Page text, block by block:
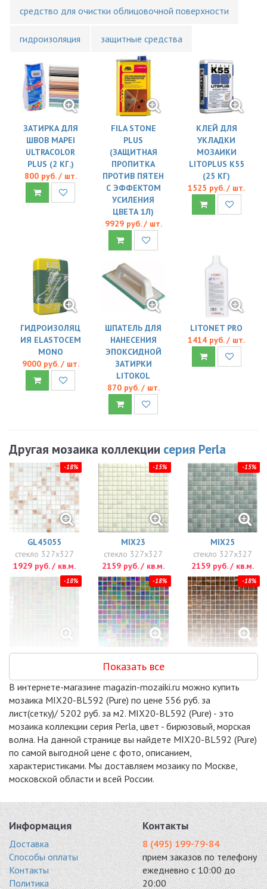
средство для очистки облицовочной поверхности
гидроизоляция защитные средства
ЗАТИРКА ДЛЯ
ШВОВ MAPEI
ULTRACOLOR
PLUS (2 КГ.)
800 руб. / шт.
FILA STONE
PLUS
(ЗАЩИТНАЯ
ПРОПИТКА
ПРОТИВ ПЯТЕН
С ЭФФЕКТОМ
УСИЛЕНИЯ
ЦВЕТА 1Л)
9929 руб. / шт.
КЛЕЙ ДЛЯ
УКЛАДКИ
МОЗАИКИ
LITOPLUS K55
(25 КГ)
1525 руб. / шт.
ГИДРОИЗОЛЯЦ
ИЯ ELASTOCEM
MONO
9000 руб. / шт.
ШПАТЕЛЬ ДЛЯ
НАНЕСЕНИЯ
ЭПОКСИДНОЙ
ЗАТИРКИ
LITOKOL
870 руб. / шт.
LITONET PRO
1414 руб. / шт.
Другая мозаика коллекции серия Perla
-18%
GL45055
стекло 327x327
1929 руб. / кв.м.
-15%
MIX23
стекло 327x327
2159 руб. / кв.м.
-15%
MIX25
стекло 327x327
2159 руб. / кв.м.
-18%
GL42031
2170 руб. / кв.м.
-18%
GL45019
стекло 327x327
2170 руб. / кв.м.
-18%
GL45022
2170 руб. / кв.м.
MIX24
стекло 327x327
MIX26
стекло 327x327
MIX28
-15%
MIX29
-18%
GL45052
-20%
ARKTIKA
Показать все
В интернете-магазине magazin-mozaiki.ru можно купить
мозаика MIX20-BL592 (Pure) по цене 556 руб. за
лист(сетку)/ 5202 руб. за м2. MIX20-BL592 (Pure) - это
мозаика коллекции серия Perla, цвет - бирюзовый, морская
волна. На данной странице вы найдете MIX20-BL592 (Pure)
по самой выгодной цене с фото, описанием,
характеристиками. Мы доставляем мозаику по Москве,
московской области и всей России.
Информация
Доставка
Способы оплаты
Контакты
Политика
Контакты
8 (495) 199-79-84
прием заказов по телефону
ежедневно с 10:00 до
20:00